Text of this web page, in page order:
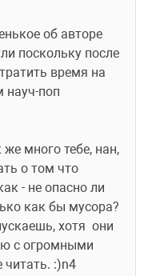
об авторе
поскольку после
время на
науч-поп
много тебе, нан,
о том что
- не опасно ли
как бы мусора?
хотя  они
с огромными
читать. :)n4